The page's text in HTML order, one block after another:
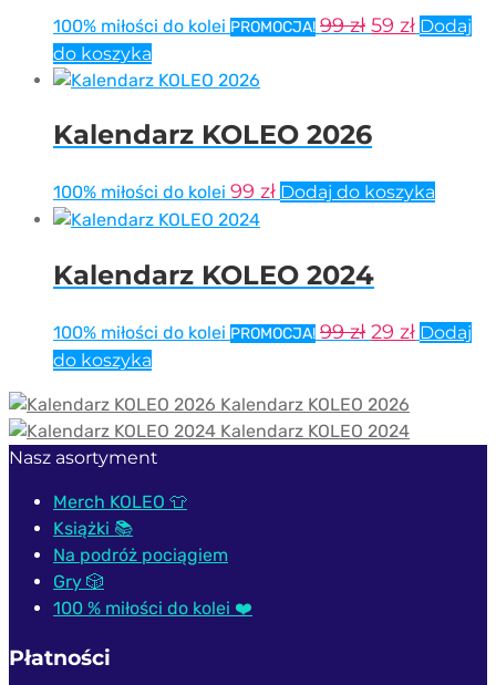
100% miłości do kolei PROMOCJA! 99zł Pierwotna
59 zł Dodaj
do koszyka
Kalendarz KOLEO 2026
100% miłości do kolei 99 zł Dodaj do koszyka
Kalendarz KOLEO 2024
100% miłości do kolei PROMOCJA! 99zł Pierwotna
99 zł.
29 zł Dodaj
do koszyka
Kalendarz KOLEO 2026
Kalendarz KOLEO 2024
Nasz asortyment
Merch KOLEO 👕
Książki 📚
Na podróż pociągiem
Gry 🎲
100 % miłości do kolei ❤️
Płatności